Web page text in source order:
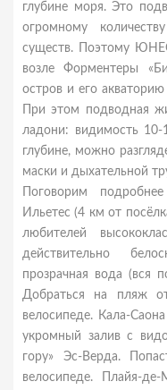
глубине моря. Это
огромному
существ. Поэтому
возле Форментеры
остров и его
При этом подводная
ладони: видимость 10-
глубине, можно
маски и дыхательной
Поговорим
Ильетес (4 км от
любителей
действительно
прозрачная вода (вся
Добраться на пляж
велосипеде. Кала-
укромный залив с
гору» Эс-Верда.
велосипеде. Плайя-